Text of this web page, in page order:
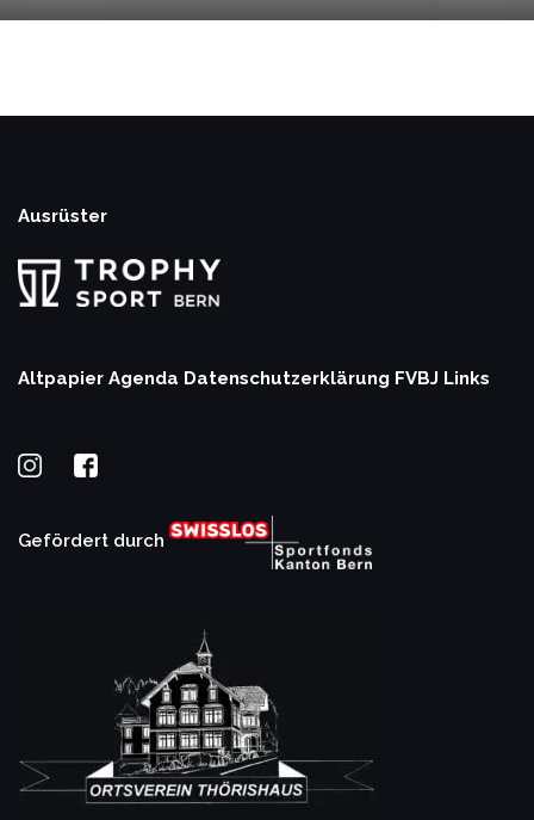
Ausrüster
Altpapier Agenda Datenschutzerklärung FVBJ Links
Gefördert durch